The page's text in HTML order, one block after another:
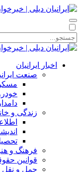
اخبار ایرانیان
صنعت
مسکن
زندگی و
فرهنگ و
قوانین
حمل و